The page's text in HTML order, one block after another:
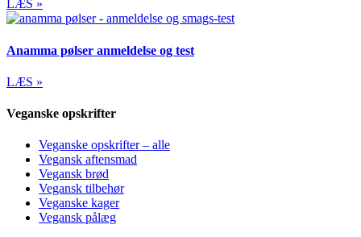
LÆS »
Anamma pølser anmeldelse og test
LÆS »
Veganske opskrifter
Veganske opskrifter – alle
Vegansk aftensmad
Vegansk brød
Vegansk tilbehør
Veganske kager
Vegansk pålæg